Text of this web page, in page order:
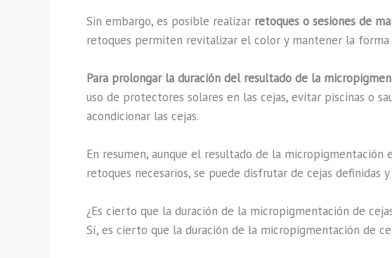
Sin embargo, es posible realizar retoques o sesiones de
retoques permiten revitalizar el color y mantener la forma
Para prolongar la duración del resultado de la
uso de protectores solares en las cejas, evitar piscinas o
acondicionar las cejas.
En resumen, aunque el resultado de la micropigmentación
retoques necesarios, se puede disfrutar de cejas definidas
¿Es cierto que la duración de la micropigmentación de
Sí, es cierto que la duración de la micropigmentación de